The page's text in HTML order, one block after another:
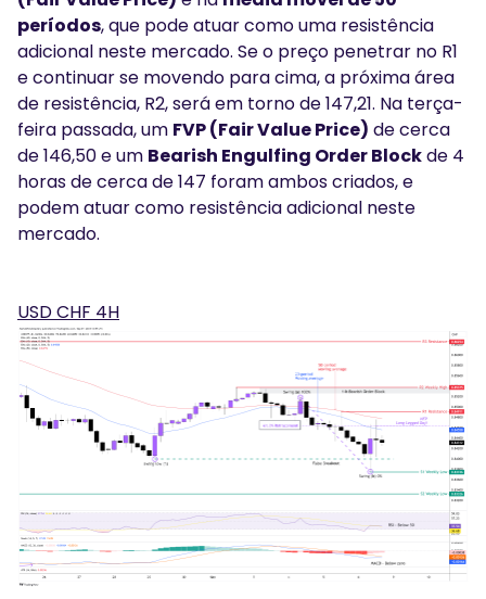
períodos, que pode atuar como uma resistência
adicional neste mercado. Se o preço penetrar no R1
e continuar se movendo para cima, a próxima área
de resistência, R2, será em torno de 147,21. Na terça-
feira passada, um FVP (Fair Value Price) de cerca
de 146,50 e um Bearish Engulfing Order Blockde 4
horas de cerca de 147 foram ambos criados, e
podem atuar como resistência adicional neste
mercado.
USD CHF 4H